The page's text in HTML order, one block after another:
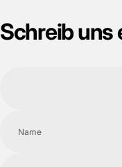
Schreibuns
Name